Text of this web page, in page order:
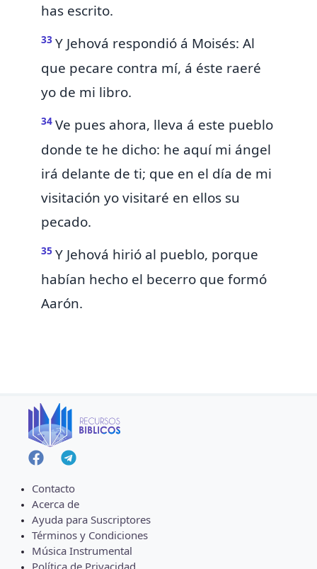
has escrito.
33 Y Jehová respondió á Moisés: Al
que pecare contra mí, á éste raeré
yo de mi libro.
34 Ve pues ahora, lleva á este pueblo
donde te he dicho: he aquí mi ángel
irá delante de ti; que en el día de mi
visitación yo visitaré en ellos su
pecado.
35 Y Jehová hirió al pueblo, porque
habían hecho el becerro que formó
Aarón.
Contacto
Acerca de
Ayuda para Suscriptores
Términos y Condiciones
Música Instrumental
Política de Privacidad